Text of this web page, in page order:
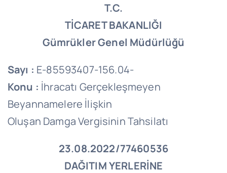
T.C.
TİCARET BAKANLIĞI
Gümrükler Genel Müdürlüğü
Sayı : E-85593407-156.04-
Konu : İhracatı Gerçekleşmeyen
Beyannamelere İlişkin
Oluşan Damga Vergisinin Tahsilatı
23.08.2022/77460536
DAĞITIM YERLERİNE